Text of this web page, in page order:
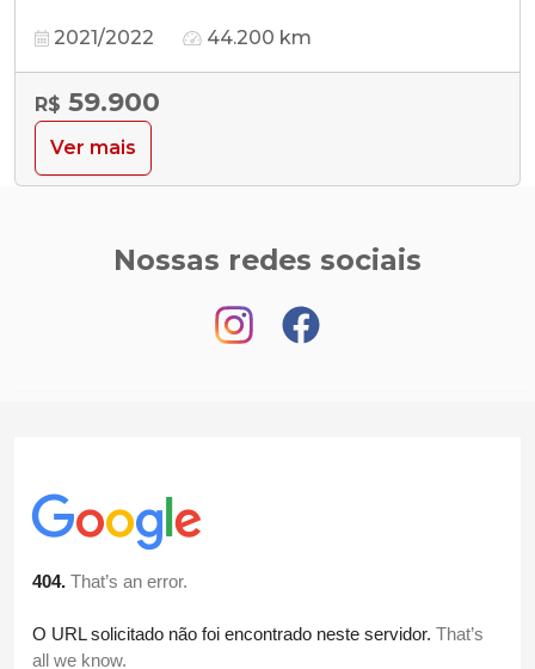
2021/2022 44.200 km
R$ 59.900
Ver mais
Nossas redes sociais